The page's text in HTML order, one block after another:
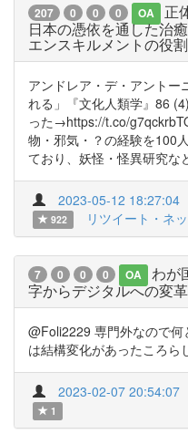
207 0 0 0 OA
正
日本の憑依を通した治
エンスキルメントの役割
アンドレア・デ・アントー
れる」『文化人類学』86
った→https://t.co/
物・邪気・？の経験を100
ており、妖怪・怪異研究な
2023-05-12 18:27:04
922
リツイート・ネ
7 0 0 0 OA
わが
字からデジタルへの変
@Foli2229 専門外なので
は結構変化があったころ
2023-02-07 20:54:07
1